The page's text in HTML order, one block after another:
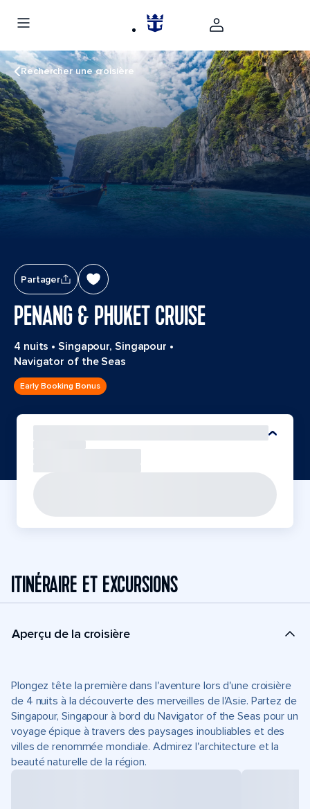
Rechercher une croisière
Partager
PENANG & PHUKET CRUISE
4 nuits •Singapour, Singapour •
Navigator of the Seas
Early Booking Bonus
ITINÉRAIRE ET EXCURSIONS
Aperçu de la croisière
Plongez tête la première dans l'aventure lors d'une croisière
de 4 nuits à la découverte des merveilles de l'Asie. Partez de
Singapour, Singapour à bord du Navigator of the Seas pour un
voyage épique à travers des paysages inoubliables et des
villes de renommée mondiale. Admirez l'architecture et la
beauté naturelle de la région.